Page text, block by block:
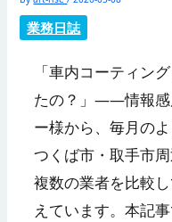
業務日誌
「車内コーティン
たの？」——情報感
ー様から、毎月の
つくば市・取手市
複数の業者を比較
えています。本記